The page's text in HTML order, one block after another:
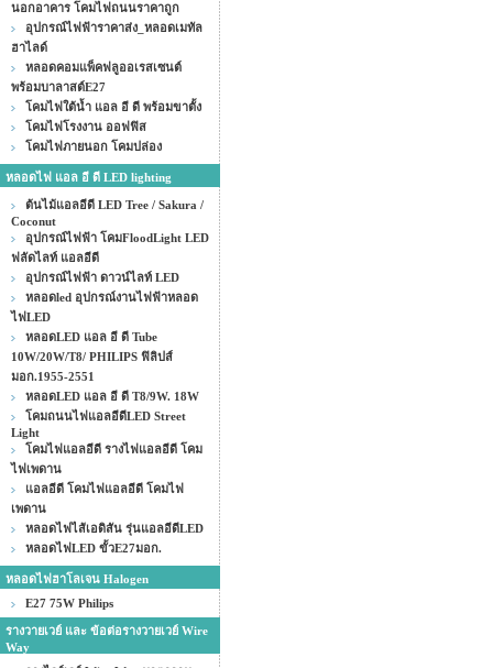
นอกอาคาร โคมไฟถนนราคาถูก
อุปกรณ์ไฟฟ้าราคาส่ง_หลอดเมทัล
ฮาไลด์
หลอดคอมแพ็คฟลูออเรสเซนต์
พร้อมบาลาสต์E27
โคมไฟใต้น้ำ แอล อี ดี พร้อมขาตั้ง
โคมไฟโรงงาน ออฟฟิส
โคมไฟภายนอก โคมปล่อง
หลอดไฟ แอล อี ดี LED lighting
ต้นไม้แอลอีดี LED Tree / Sakura /
Coconut
อุปกรณ์ไฟฟ้า โคมFloodLight LED
ฟลัดไลท์ แอลอีดี
อุปกรณ์ไฟฟ้า ดาวน์ไลท์ LED
หลอดled อุปกรณ์งานไฟฟ้าหลอด
ไฟLED
หลอดLED แอล อี ดี Tube
10W/20W/T8/ PHILIPS ฟิลิปส์
มอก.1955-2551
หลอดLED แอล อี ดี T8/9W. 18W
โคมถนนไฟแอลอีดีLED Street
Light
โคมไฟแอลอีดี รางไฟแอลอีดี โคม
ไฟเพดาน
แอลอีดี โคมไฟแอลอีดี โคมไฟ
เพดาน
หลอดไฟไส้เอดิสัน รุ่นแอลอีดีLED
หลอดไฟLED ขั้วE27มอก.
หลอดไฟฮาโลเจน Halogen
E27 75W Philips
รางวายเวย์ และ ข้อต่อรางวายเวย์ Wire
Way